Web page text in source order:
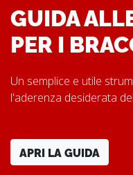
GUIDA
PER I
Un semplice e utile
l'aderenza desiderata
APRI LA GUIDA